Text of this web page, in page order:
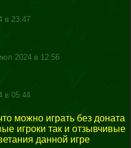
в 23:47
2024 в 12:56
в 05:44
можно играть без доната
игроки так и отзывчивые
данной игре